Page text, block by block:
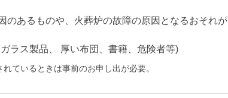
のあるものや、火葬炉の故障の原因となるおそれが
ラス製品、 厚い布団、書籍、危険者等)
ているときは事前のお申し出が必要。